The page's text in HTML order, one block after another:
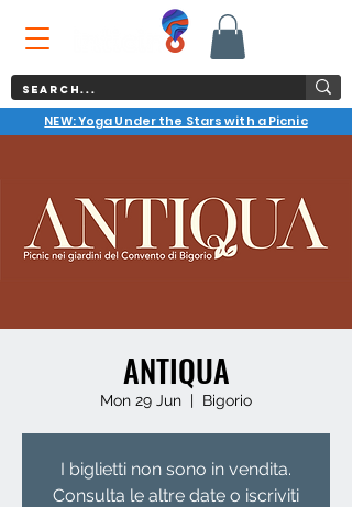
NEW: Yoga Under the Stars with a Picnic
ANTIQUA
Mon 29 Jun
  |
Bigorio
I biglietti non sono in vendita.
Consulta le altre date o iscriviti